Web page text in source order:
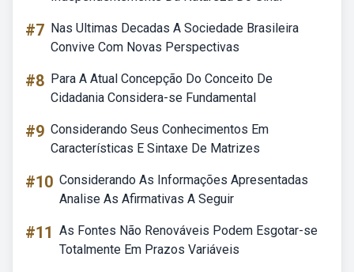
#7 Nas Ultimas Decadas A Sociedade Brasileira
Convive Com Novas Perspectivas
#8 Para A Atual Concepção Do Conceito De
Cidadania Considera-se Fundamental
#9 Considerando Seus Conhecimentos Em
Características E Sintaxe De Matrizes
#10 Considerando As Informações Apresentadas
Analise As Afirmativas A Seguir
#11 As Fontes Não Renováveis Podem Esgotar-se
Totalmente Em Prazos Variáveis